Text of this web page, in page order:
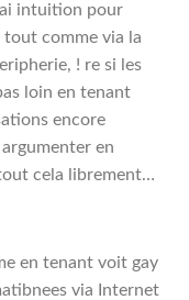
intuition pour
tout comme via la
! re si les
loin en tenant
encore
en
cela librement…
en tenant voit gay
via Internet